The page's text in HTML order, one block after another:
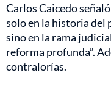
Carlos Caicedo
solo en la historia del
sino en la rama
reforma profunda”.
contralorías.